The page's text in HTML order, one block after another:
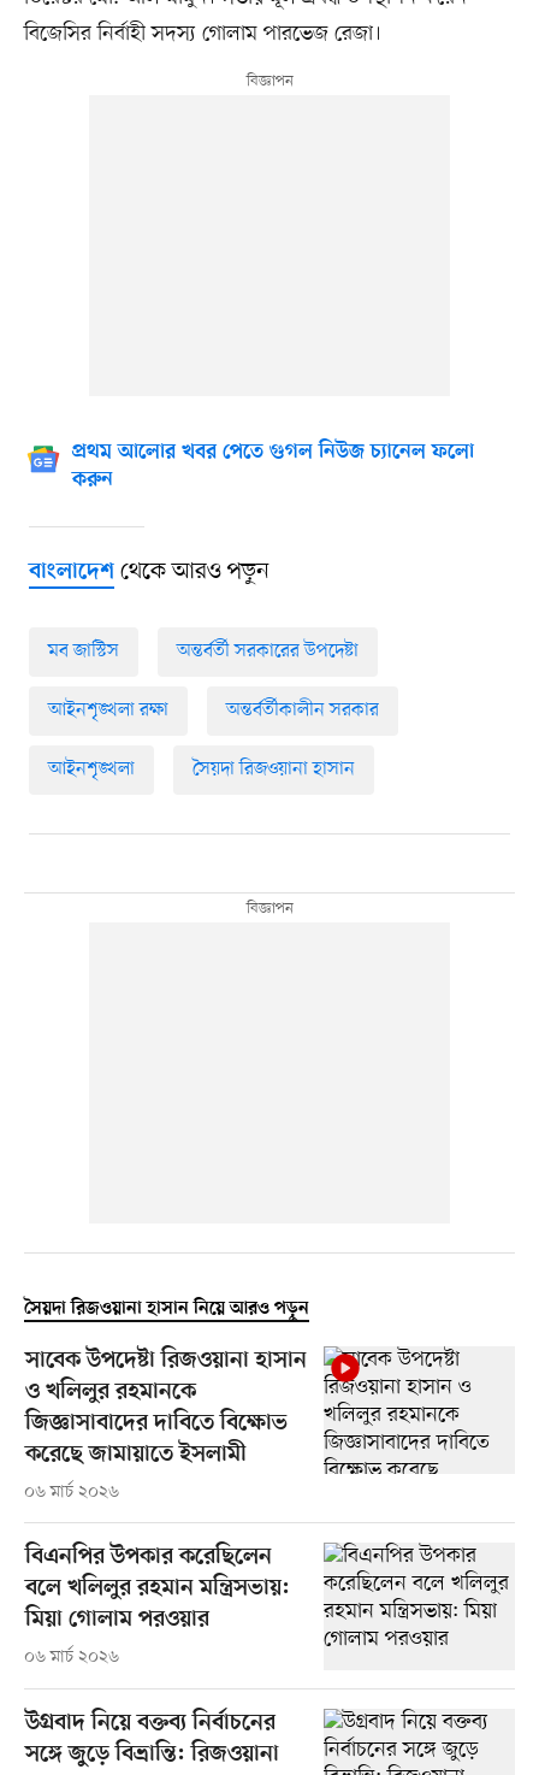
বিজেসির নির্বাহী সদস্য গোলাম পারভেজ রেজা।
প্রথম আলোর খবর পেতে গুগল নিউজ চ্যানেল ফলো
করুন
বাংলাদেশথেকে আরও পড়ুন
মব জাস্টিস অন্তর্বর্তী সরকারের উপদেষ্টা
আইনশৃঙ্খলা রক্ষা অন্তর্বর্তীকালীন সরকার
আইনশৃঙ্খলা সৈয়দা রিজওয়ানা হাসান
সৈয়দা রিজওয়ানা হাসান নিয়ে আরও পড়ুন
সাবেক উপদেষ্টা রিজওয়ানা হাসান
ও খলিলুর রহমানকে
জিজ্ঞাসাবাদের দাবিতে বিক্ষোভ
করেছে জামায়াতে ইসলামী
০৬ মার্চ ২০২৬
বিএনপির উপকার করেছিলেন
বলে খলিলুর রহমান মন্ত্রিসভায়:
মিয়া গোলাম পরওয়ার
০৬ মার্চ ২০২৬
উগ্রবাদ নিয়ে বক্তব্য নির্বাচনের
সঙ্গে জুড়ে বিভ্রান্তি: রিজওয়ানা